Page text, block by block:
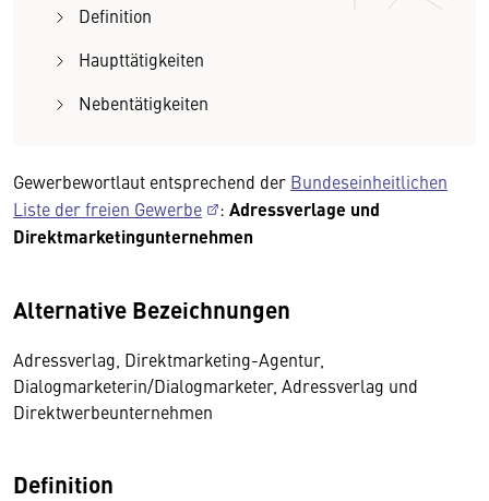
Definition
Haupttätigkeiten
Nebentätigkeiten
Gewerbewortlaut entsprechend der Bundeseinheitlichen
Liste der freien Gewerbe
: Adressverlage und
Direktmarketingunternehmen
Alternative Bezeichnungen
Adressverlag, Direktmarketing-Agentur,
Dialogmarketerin/Dialogmarketer, Adressverlag und
Direktwerbeunternehmen
Definition